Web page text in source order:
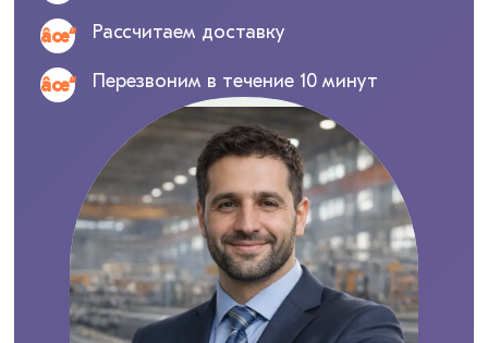
Рассчитаем доставку
Перезвоним в течение 10 минут